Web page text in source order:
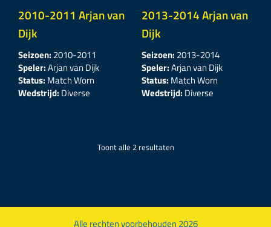
2010-2011 Arjan van
Dijk
Seizoen: 2010-2011
Speler:Arjan van Dijk
Status: Match Worn
Wedstrijd: Diverse
2013-2014 Arjan van
Dijk
Seizoen: 2013-2014
Speler:Arjan van Dijk
Status: Match Worn
Wedstrijd: Diverse
Toont alle 2 resultaten
Alle rechten voorbehouden 2026